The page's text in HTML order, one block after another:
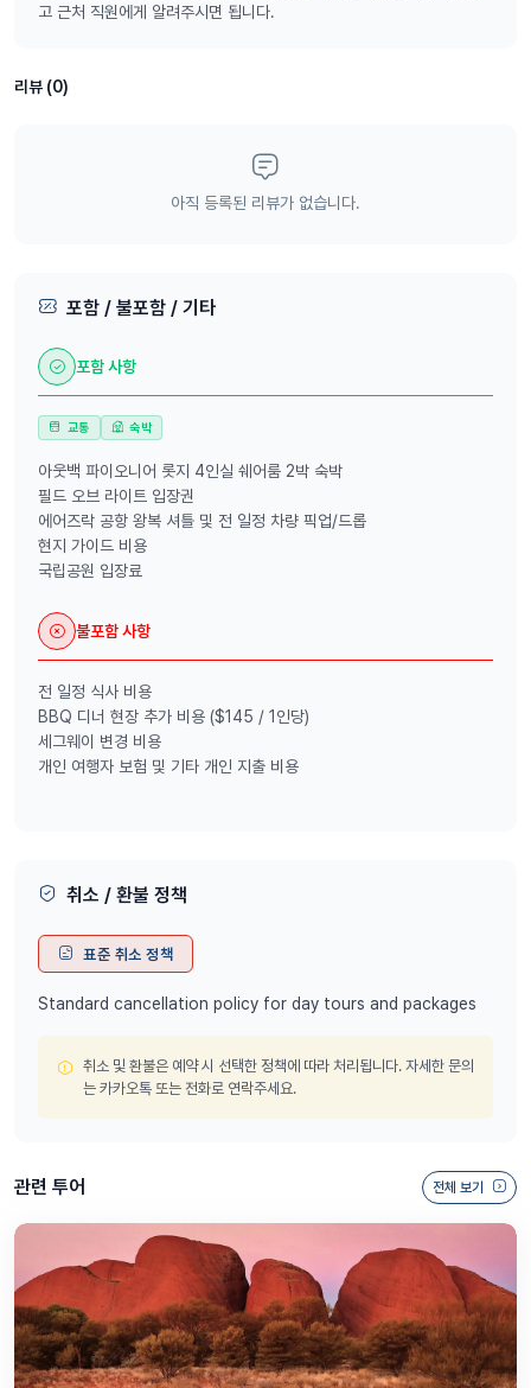
고 근처 직원에게 알려주시면 됩니다.
리뷰 (0)
아직 등록된 리뷰가 없습니다.
포함 / 불포함 / 기타
포함 사항
교통 숙박
아웃백 파이오니어 롯지 4인실 쉐어룸 2박 숙박
필드 오브 라이트 입장권
에어즈락 공항 왕복 셔틀 및 전 일정 차량 픽업/드롭
현지 가이드 비용
국립공원 입장료
불포함 사항
전 일정 식사 비용
BBQ 디너 현장 추가 비용 ($145 / 1인당)
세그웨이 변경 비용
개인 여행자 보험 및 기타 개인 지출 비용
취소 / 환불 정책
표준 취소 정책
Standard cancellation policy for day tours and packages
취소 및 환불은 예약 시 선택한 정책에 따라 처리됩니다. 자세한 문의
는 카카오톡 또는 전화로 연락주세요.
관련 투어 전체 보기